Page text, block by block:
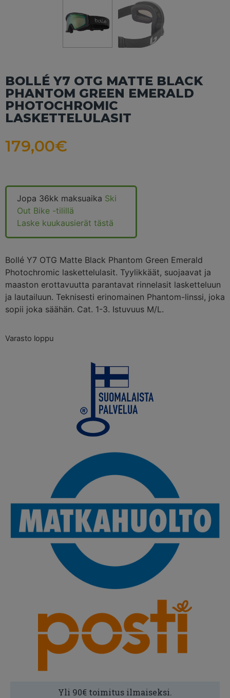
BOLLÉ Y7 OTG MATTE BLACK
PHANTOM GREEN EMERALD
PHOTOCHROMIC
LASKETTELULASIT
179,00€
Jopa 36kk maksuaika Ski
Out Bike -tilillä
Laske kuukausierät tästä
Bollé Y7 OTG Matte Black Phantom Green Emerald
Photochromic laskettelulasit. Tyylikkäät, suojaavat ja
maaston erottavuutta parantavat rinnelasit lasketteluun
ja lautailuun. Teknisesti erinomainen Phantom-linssi, joka
sopii joka säähän. Cat. 1-3. Istuvuus M/L.
Varasto loppu
Yli 90€ toimitus ilmaiseksi.